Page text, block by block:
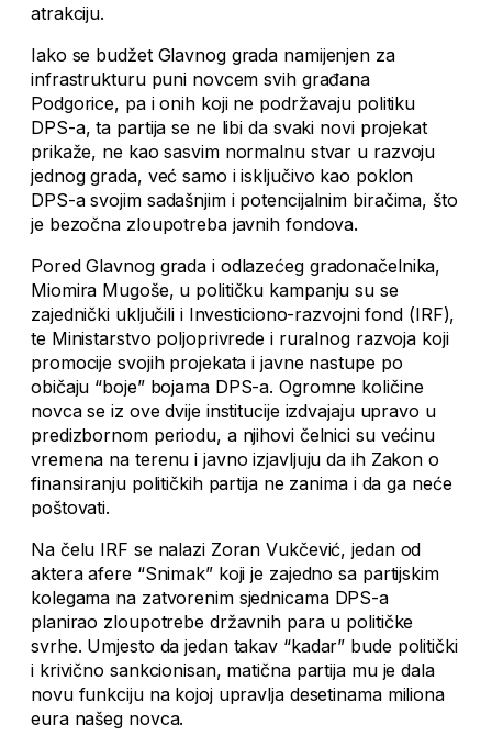
atrakciju.
Iako se budžet Glavnog grada namijenjen za
infrastrukturu puni novcem svih građana
Podgorice, pa i onih koji ne podržavaju politiku
DPS-a, ta partija se ne libi da svaki novi projekat
prikaže, ne kao sasvim normalnu stvar u razvoju
jednog grada, već samo i isključivo kao poklon
DPS-a svojim sadašnjim i potencijalnim biračima, što
je bezočna zloupotreba javnih fondova.
Pored Glavnog grada i odlazećeg gradonačelnika,
Miomira Mugoše, u političku kampanju su se
zajednički uključili i Investiciono-razvojni fond (IRF),
te Ministarstvo poljoprivrede i ruralnog razvoja koji
promocije svojih projekata i javne nastupe po
običaju “boje” bojama DPS-a. Ogromne količine
novca se iz ove dvije institucije izdvajaju upravo u
predizbornom periodu, a njihovi čelnici su većinu
vremena na terenu i javno izjavljuju da ih Zakon o
finansiranju političkih partija ne zanima i da ga neće
poštovati.
Na čelu IRF se nalazi Zoran Vukčević, jedan od
aktera afere “Snimak” koji je zajedno sa partijskim
kolegama na zatvorenim sjednicama DPS-a
planirao zloupotrebe državnih para u političke
svrhe. Umjesto da jedan takav “kadar” bude politički
i krivično sankcionisan, matična partija mu je dala
novu funkciju na kojoj upravlja desetinama miliona
eura našeg novca.